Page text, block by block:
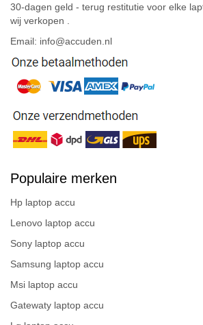
30-dagen geld - terug restitutie voor elke
wij verkopen .
Email: info@accuden.nl
Populaire merken
Hp laptop accu
Lenovo laptop accu
Sony laptop accu
Samsung laptop accu
Msi laptop accu
Gatewaty laptop accu